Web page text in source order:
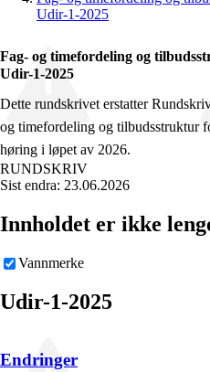
Udir-1-2025
Fag- og timefordeling og
Udir-1-2025
Dette rundskrivet erstatter
og timefordeling og tilbudsstruktur
høring i løpet av 2026.
RUNDSKRIV
Sist endra: 23.06.2026
Innholdet er ikke
Vannmerke
Udir-1-2025
Endringer